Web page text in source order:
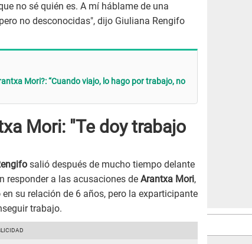
no sé quién es. A mí háblame de una
no desconocidas", dijo Giuliana Rengifo
Mori?: “Cuando viajo, lo hago por trabajo, no
Mori: "Te doy trabajo
salió después de mucho tiempo delante
responder a las acusaciones de Arantxa Mori,
su relación de 6 años, pero la exparticipante
trabajo.